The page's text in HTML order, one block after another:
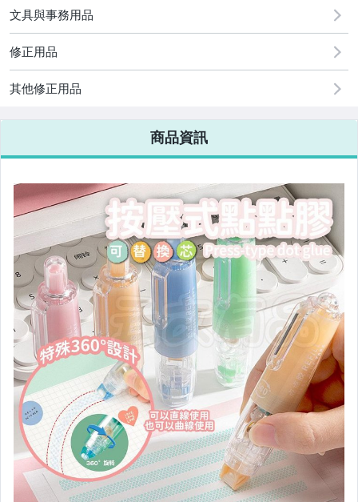
男女通用飾品，配件
運動用品
手錶，配件
CosPlay 節慶服飾
機車，汽車用品
娛樂、新奇
生活、居家用品
寵物用品
美容保養彩妝美髮
手機、3D、通訊
野外求生，戶外用品
防蚊蟲用品
其它
文具與事務用品
修正用品
其他修正用品
商品資訊